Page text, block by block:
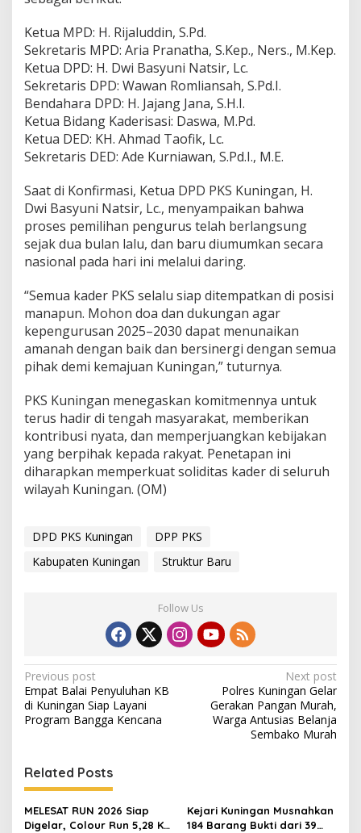
Ketua MPD: H. Rijaluddin, S.Pd.
Sekretaris MPD: Aria Pranatha, S.Kep., Ners., M.Kep.
Ketua DPD: H. Dwi Basyuni Natsir, Lc.
Sekretaris DPD: Wawan Romliansah, S.Pd.I.
Bendahara DPD: H. Jajang Jana, S.H.I.
Ketua Bidang Kaderisasi: Daswa, M.Pd.
Ketua DED: KH. Ahmad Taofik, Lc.
Sekretaris DED: Ade Kurniawan, S.Pd.I., M.E.
Saat di Konfirmasi, Ketua DPD PKS Kuningan, H.
Dwi Basyuni Natsir, Lc., menyampaikan bahwa
proses pemilihan pengurus telah berlangsung
sejak dua bulan lalu, dan baru diumumkan secara
nasional pada hari ini melalui daring.
“Semua kader PKS selalu siap ditempatkan di posisi
manapun. Mohon doa dan dukungan agar
kepengurusan 2025–2030 dapat menunaikan
amanah dengan baik dan bersinergi dengan semua
pihak demi kemajuan Kuningan,” tuturnya.
PKS Kuningan menegaskan komitmennya untuk
terus hadir di tengah masyarakat, memberikan
kontribusi nyata, dan memperjuangkan kebijakan
yang berpihak kepada rakyat. Penetapan ini
diharapkan memperkuat soliditas kader di seluruh
wilayah Kuningan. (OM)
DPD PKS Kuningan
DPP PKS
Kabupaten Kuningan
Struktur Baru
Follow Us
Post
navigation
Previous post
Empat Balai Penyuluhan KB
di Kuningan Siap Layani
Program Bangga Kencana
Next post
Polres Kuningan Gelar
Gerakan Pangan Murah,
Warga Antusias Belanja
Sembako Murah
Related Posts
MELESAT RUN 2026 Siap
Digelar, Colour Run 5,28 Km
Kejari Kuningan Musnahkan
184 Barang Bukti dari 39